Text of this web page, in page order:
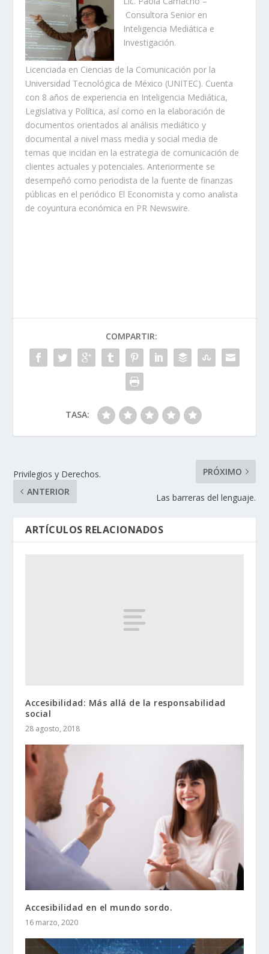
Consultora Senior en
Inteligencia Mediática e
Investigación.
Licenciada en Ciencias de la Comunicación por la
Universidad Tecnológica de México (UNITEC). Cuenta
con 8 años de experiencia en Inteligencia Mediática,
Legislativa y Política, así como en la elaboración de
documentos orientados al análisis mediático y
documental a nivel mass media y social media de
temas que incidan en la estrategia de comunicación de
clientes actuales y potenciales. Anteriormente se
desempeñó como periodista de la fuente de finanzas
públicas en el periódico El Economista y como analista
de coyuntura económica en PR Newswire.
COMPARTIR:
TASA:
Privilegios y Derechos.
ANTERIOR
PRÓXIMO
Las barreras del lenguaje.
ARTÍCULOS RELACIONADOS
Accesibilidad: Más allá de la responsabilidad
social
28 agosto, 2018
Accesibilidad en el mundo sordo.
16 marzo, 2020